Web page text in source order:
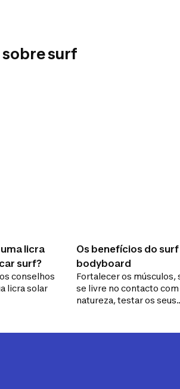
sobre surf
licra
surf?
conselhos
licra solar
Os benefícios do surf
bodyboard
Fortalecer os músculos,
se livre no contacto com
natureza, testar os seus
benefícios dos